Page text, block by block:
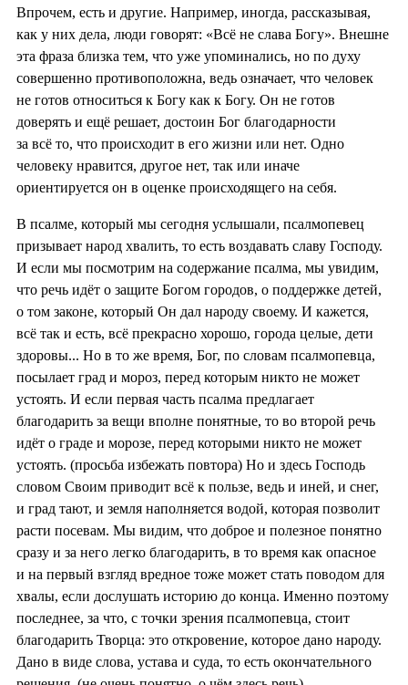
Впрочем, есть и другие. Например, иногда, рассказывая,
как у них дела, люди говорят: «Всё не слава Богу». Внешне
эта фраза близка тем, что уже упоминались, но по духу
совершенно противоположна, ведь означает, что человек
не готов относиться к Богу как к Богу. Он не готов
доверять и ещё решает, достоин Бог благодарности
за всё то, что происходит в его жизни или нет. Одно
человеку нравится, другое нет, так или иначе
ориентируется он в оценке происходящего на себя.
В псалме, который мы сегодня услышали, псалмопевец
призывает народ хвалить, то есть воздавать славу Господу.
И если мы посмотрим на содержание псалма, мы увидим,
что речь идёт о защите Богом городов, о поддержке детей,
о том законе, который Он дал народу своему. И кажется,
всё так и есть, всё прекрасно хорошо, города целые, дети
здоровы... Но в то же время, Бог, по словам псалмопевца,
посылает град и мороз, перед которым никто не может
устоять. И если первая часть псалма предлагает
благодарить за вещи вполне понятные, то во второй речь
идёт о граде и морозе, перед которыми никто не может
устоять. (просьба избежать повтора) Но и здесь Господь
словом Своим приводит всё к пользе, ведь и иней, и снег,
и град тают, и земля наполняется водой, которая позволит
расти посевам. Мы видим, что доброе и полезное понятно
сразу и за него легко благодарить, в то время как опасное
и на первый взгляд вредное тоже может стать поводом для
хвалы, если дослушать историю до конца. Именно поэтому
последнее, за что, с точки зрения псалмопевца, стоит
благодарить Творца: это откровение, которое дано народу.
Дано в виде слова, устава и суда, то есть окончательного